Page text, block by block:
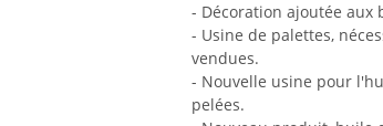
- Décoration ajoutée aux
- Usine de palettes,
vendues.
- Nouvelle usine pour
pelées.